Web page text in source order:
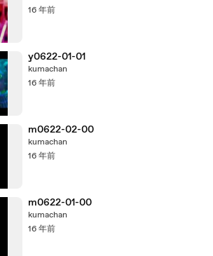
16 年前
y0622-01-01
kumachan
16 年前
m0622-02-00
kumachan
16 年前
m0622-01-00
kumachan
16 年前